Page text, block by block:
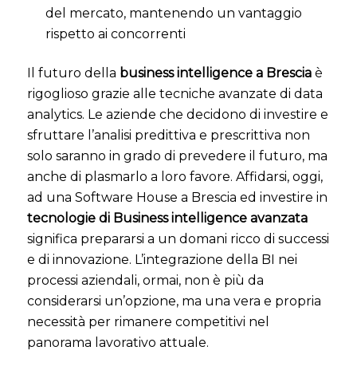
del mercato, mantenendo un vantaggio
rispetto ai concorrenti
Il futuro della business intelligence a Bresciaè
rigoglioso grazie alle tecniche avanzate di data
analytics. Le aziende che decidono di investire e
sfruttare l’analisi predittiva e prescrittiva non
solo saranno in grado di prevedere il futuro, ma
anche di plasmarlo a loro favore. Affidarsi, oggi,
ad una Software House a Brescia ed investire in
tecnologie di Business intelligence avanzata
significa prepararsi a un domani ricco di successi
e di innovazione. L’integrazione della BI nei
processi aziendali, ormai, non è più da
considerarsi un’opzione, ma una vera e propria
necessità per rimanere competitivi nel
panorama lavorativo attuale.